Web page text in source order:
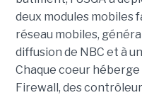
deux modules mobiles
réseau mobiles,
diffusion de NBC et à
Chaque coeur
Firewall, des